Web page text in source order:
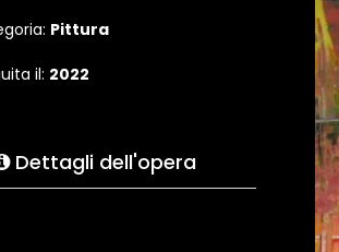
Pittura
il: 2022
Dettagli dell'opera